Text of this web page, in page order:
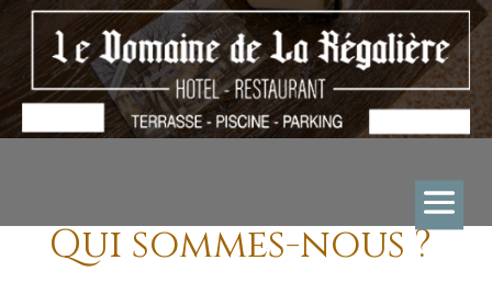
Qui sommes-nous ?